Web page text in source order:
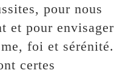
pour nous
et pour envisager
foi et sérénité.
certes